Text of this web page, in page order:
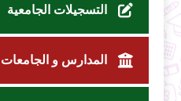
التسجيلات الجامعية
المدارس و الجامعات